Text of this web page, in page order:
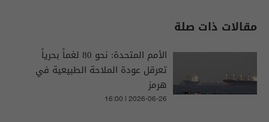
مقالات ذات صلة
الأمم المتحدة: نحو 80 لغماً بحرياً
تعرقل عودة الملاحة الطبيعية في
هرمز
16:00 | 2026-06-26